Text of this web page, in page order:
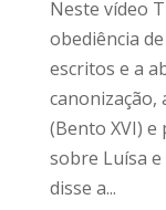
Neste vídeo
obediência
escritos e a
canonização,
(Bento XVI) e
sobre Luísa e
disse a...